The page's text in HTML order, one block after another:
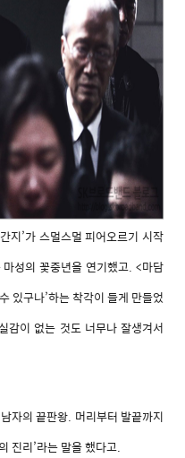
지’가 스멀스멀 피어오르기 시작
성의 꽃중년을 연기했고. <마담
있구나’하는 착각이 들게 만들었
감이 없는 것도 너무나 잘생겨서
자의 끝판왕. 머리부터 발끝까지
진리’라는 말을 했다고.